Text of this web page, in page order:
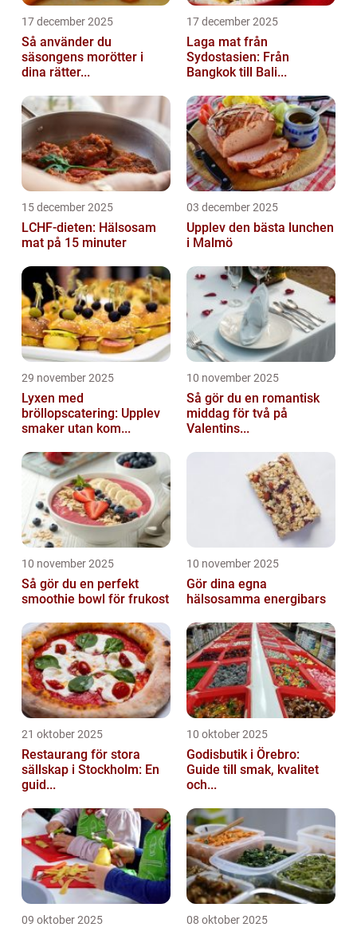
17 december 2025
Så använder du
säsongens morötter i
dina rätter...
17 december 2025
Laga mat från
Sydostasien: Från
Bangkok till Bali...
15 december 2025
LCHF-dieten: Hälsosam
mat på 15 minuter
03 december 2025
Upplev den bästa lunchen
i Malmö
29 november 2025
Lyxen med
bröllopscatering: Upplev
smaker utan kom...
10 november 2025
Så gör du en romantisk
middag för två på
Valentins...
10 november 2025
Så gör du en perfekt
smoothie bowl för frukost
10 november 2025
Gör dina egna
hälsosamma energibars
21 oktober 2025
Restaurang för stora
sällskap i Stockholm: En
guid...
10 oktober 2025
Godisbutik i Örebro:
Guide till smak, kvalitet
och...
09 oktober 2025 08 oktober 2025